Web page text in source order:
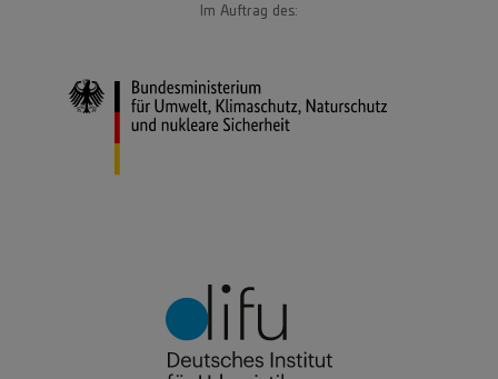
Im Auftrag des: